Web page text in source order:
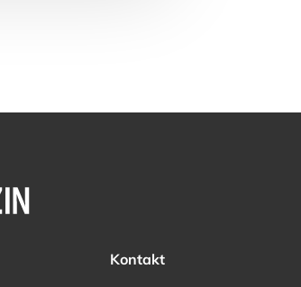
Kontakt